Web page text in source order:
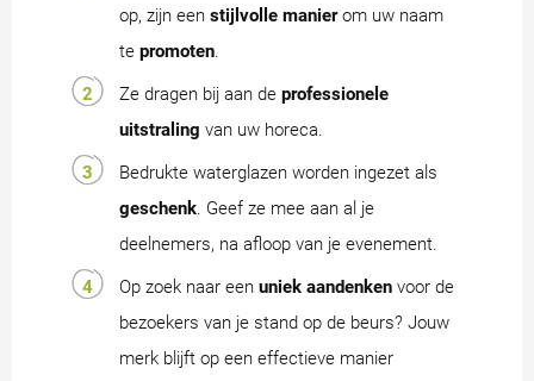
op, zijn een stijlvolle manierom uw naam
te promoten.
Ze dragen bij aan de professionele
uitstraling van uw horeca.
Bedrukte waterglazen worden ingezet als
geschenk. Geef ze mee aan al je
deelnemers, na afloop van je evenement.
Op zoek naar een uniek aandenken voor de
bezoekers van je stand op de beurs? Jouw
merk blijft op een effectieve manier